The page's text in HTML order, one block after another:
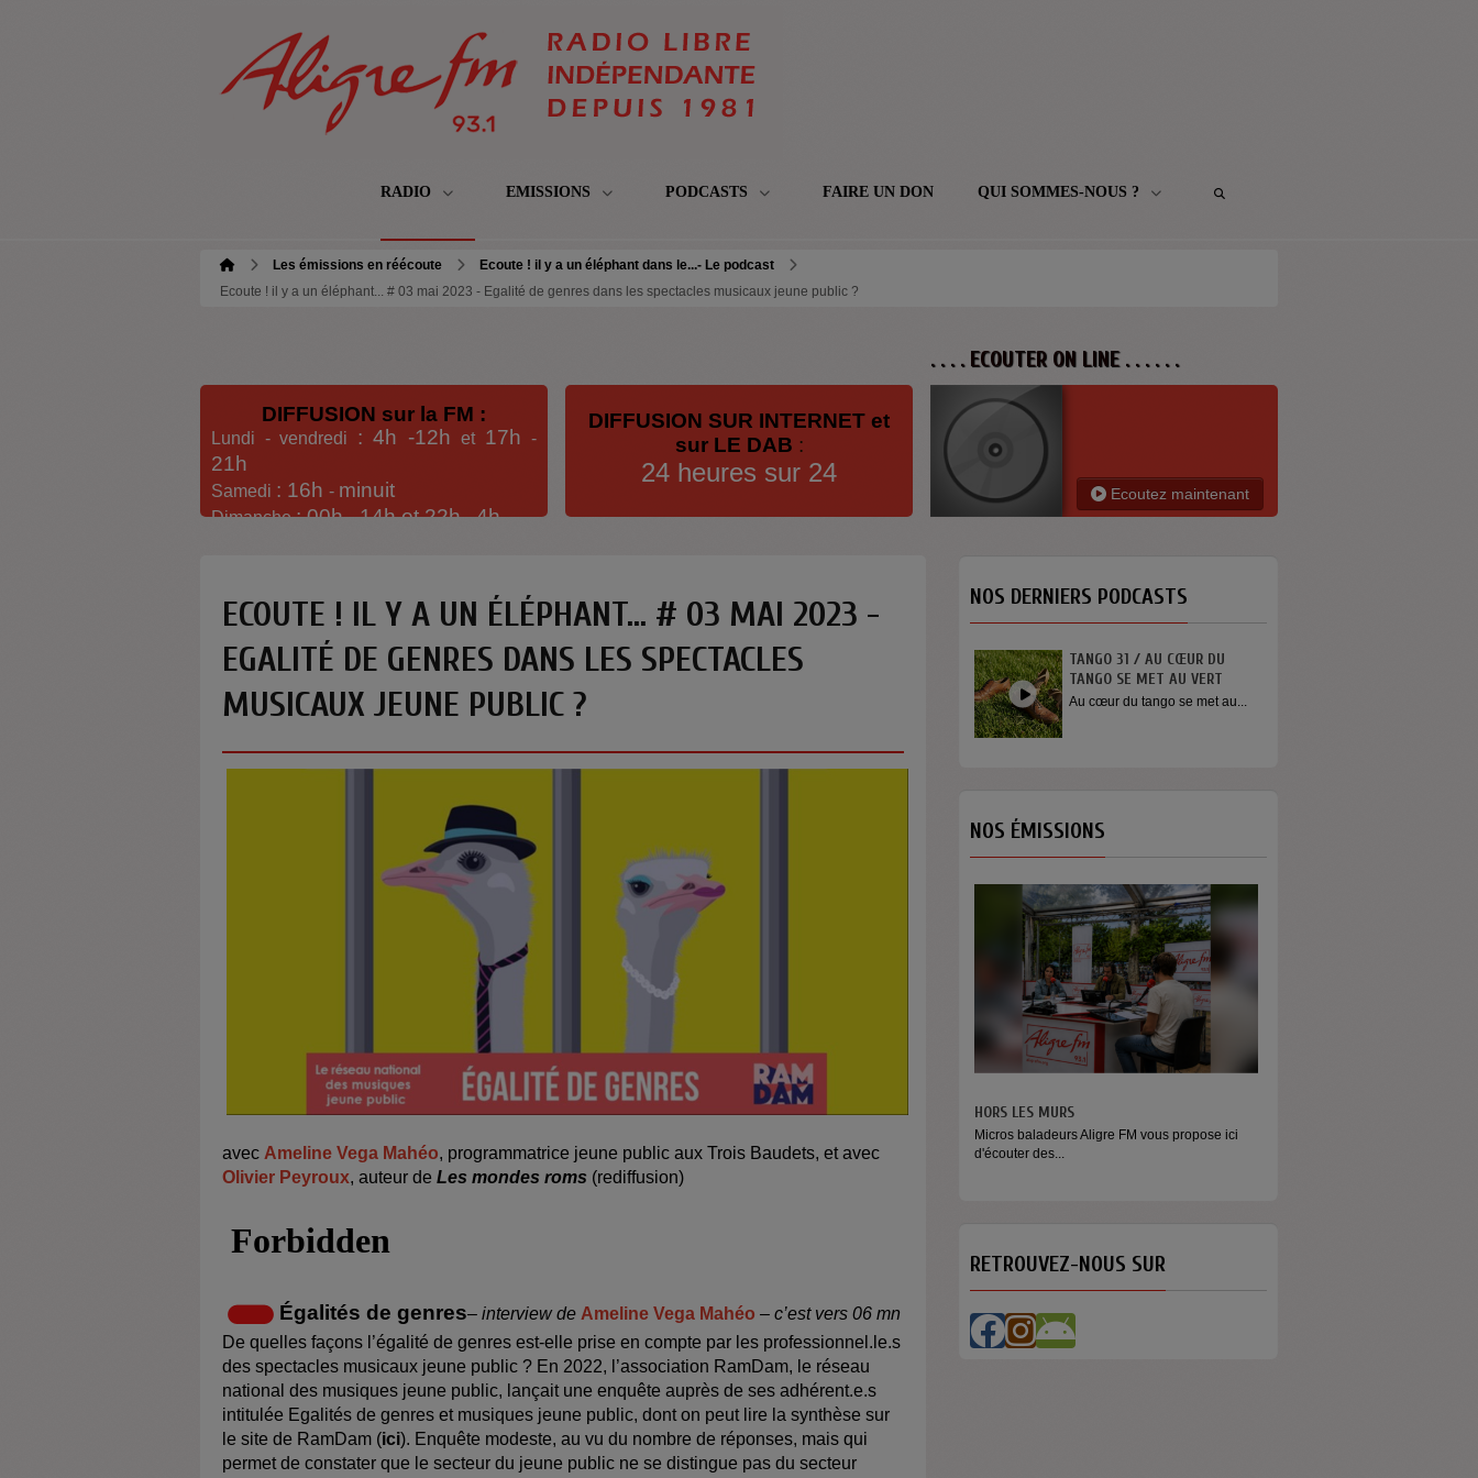
RADIO EMISSIONS PODCASTS FAIRE UN DON QUI SOMMES-NOUS ?
Les émissions en réécoute
Ecoute ! il y a un éléphant dans le...- Le podcast
Ecoute ! il y a un éléphant... # 03 mai 2023 - Egalité de genres dans les spectacles musicaux jeune public ?
DIFFUSION sur la FM :
Lundi - vendredi : 4h -12h et 17h -
21h
Samedi : 16h - minuit
Dimanche: 00h -14h et 22h-4h
DIFFUSION SUR INTERNET et
sur LE DAB :
24 heures sur 24
. . . . ECOUTER ON LINE . . . . . .
Ecoutez maintenant
ECOUTE ! IL Y A UN ÉLÉPHANT... # 03 MAI 2023 -
EGALITÉ DE GENRES DANS LES SPECTACLES
MUSICAUX JEUNE PUBLIC ?
avec Ameline Vega Mahéo, programmatrice jeune public aux Trois Baudets, et avec
Olivier Peyroux, auteur de Les mondes roms (rediffusion)
Égalités de genres– interview de Ameline Vega Mahéo – c’est vers 06 mn
De quelles façons l’égalité de genres est-elle prise en compte par les professionnel.le.s
des spectacles musicaux jeune public ? En 2022, l’association RamDam, le réseau
national des musiques jeune public, lançait une enquête auprès de ses adhérent.e.s
intitulée Egalités de genres et musiques jeune public, dont on peut lire la synthèse sur
le site de RamDam (ici). Enquête modeste, au vu du nombre de réponses, mais qui
permet de constater que le secteur du jeune public ne se distingue pas du secteur
NOS DERNIERS PODCASTS
TANGO 31 / AU CŒUR DU
INTERVIEW SORTIE DE SCÈNE
YOUN SUN NAH
Quelques mots de la chanteuse
Micros baladeurs Aligre FM vous propose ici
MONEY - LE MOMENT
Raconter l’argent autrement Money est